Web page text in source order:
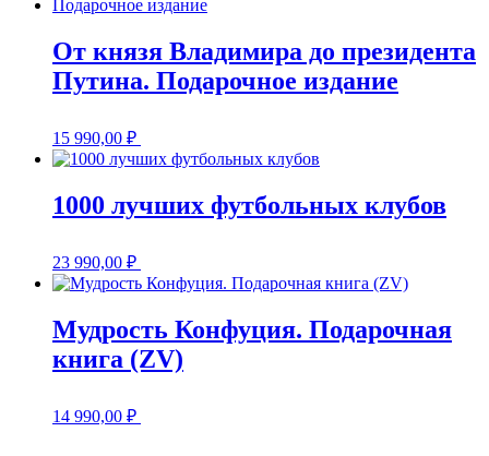
От князя Владимира до президента
Путина. Подарочное издание
15 990,00 ₽
1000 лучших футбольных клубов
23 990,00 ₽
Мудрость Конфуция. Подарочная
книга (ZV)
14 990,00 ₽